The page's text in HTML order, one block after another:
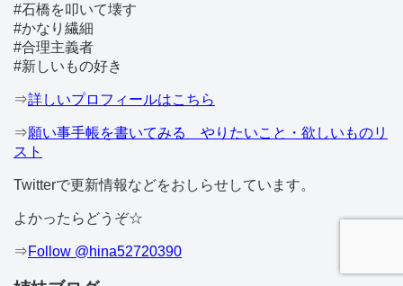
#石橋を叩いて壊す
#かなり繊細
#合理主義者
#新しいもの好き
⇒詳しいプロフィールはこちら
⇒願い事手帳を書いてみる やりたいこと・欲しいものリ
スト
Twitterで更新情報などをおしらせしています。
よかったらどうぞ☆
⇒Follow @hina52720390